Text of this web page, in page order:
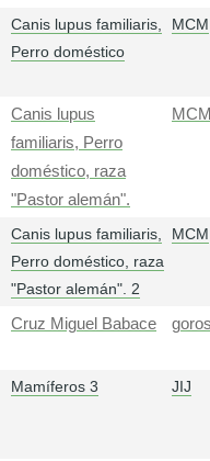
Canis lupus familiaris,
Perro doméstico
MCM
Canis lupus
familiaris, Perro
doméstico, raza
"Pastor alemán".
Canis lupus familiaris,
Perro doméstico, raza
"Pastor alemán". 2
MCM
Cruz Miguel Babace
Mamíferos 3 JIJ